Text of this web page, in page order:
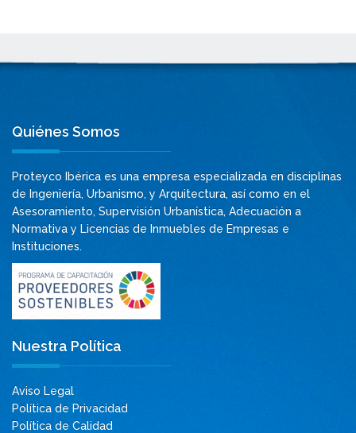
Quiénes Somos
Proteyco Ibérica es una empresa especializada en disciplinas
de Ingeniería, Urbanismo, y Arquitectura, así como en el
Asesoramiento, Supervisión Urbanística, Adecuación a
Normativa y Licencias de Inmuebles de Empresas e
Instituciones.
Nuestra Política
Aviso Legal
Política de Privacidad
Política de Calidad